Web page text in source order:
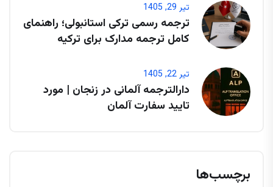
تیر 29, 1405
ترجمه رسمی ترکی استانبولی؛ راهنمای
کامل ترجمه مدارک برای ترکیه
تیر 22, 1405
دارالترجمه آلمانی در زنجان | مورد
تایید سفارت آلمان
برچسب‌ها